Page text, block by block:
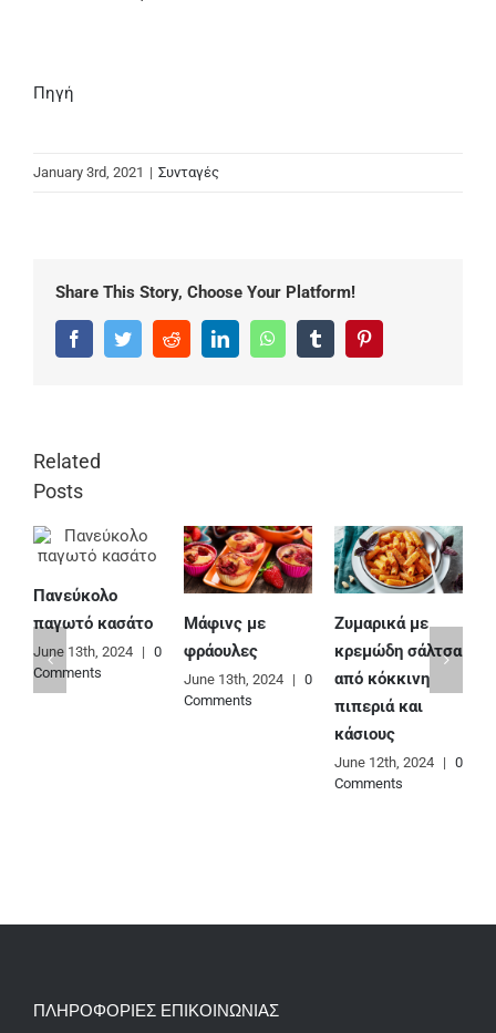
Πηγή
January 3rd, 2021 | Συνταγές
Share This Story, Choose Your Platform!
FacebookTwitterRedditLinkedInWhatsAppTumblr
Related
Posts
Πανεύκολο
παγωτό κασάτο
June 13th, 2024 | 0
Comments
Μάφινς με
φράουλες
June 13th, 2024 | 0
Comments
Ζυμαρικά με
κρεμώδη σάλτσα
από κόκκινη
πιπεριά και
κάσιους
June 12th, 2024 | 0
Comments
ΠΛΗΡΟΦΟΡΙΕΣ ΕΠΙΚΟΙΝΩΝΙΑΣ